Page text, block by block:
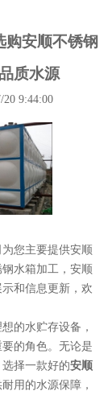
购安顺不锈钢
质水源
9:44:00
您主要提供安顺
钢水箱加工，安顺
和信息更新，欢
的水贮存设备，
的角色。无论是
择一款好的安顺
用的水源保障，